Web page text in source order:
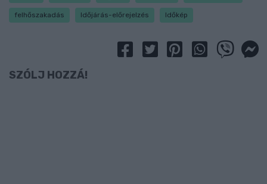
felhőszakadás Időjárás-előrejelzés Időkép
SZÓLJ HOZZÁ!